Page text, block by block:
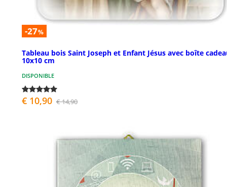
-27%
Tableau bois Saint Joseph et Enfant Jésus avec boîte
10x10 cm
DISPONIBLE
€ 10,90 € 14,90